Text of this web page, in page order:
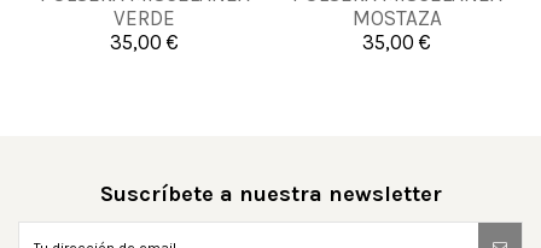
VERDE
35,00 €
L XL
Añadir al carrito
MOSTAZA
35,00 €
M L XL
Añadir al carrito
Suscríbete a nuestra newsletter